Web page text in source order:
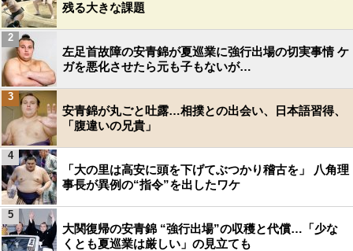
残る大きな課題
左足首故障の安青錦が夏巡業に強行出場の切実事情 ケ
ガを悪化させたら元も子もないが…
2
安青錦が丸ごと吐露…相撲との出会い、日本語習得、
「腹違いの兄貴」
3
「大の里は高安に頭を下げてぶつかり稽古を」 八角理
事長が異例の“指令”を出したワケ
4
大関復帰の安青錦 “強行出場”の収穫と代償…「少な
くとも夏巡業は厳しい」の見立ても
5